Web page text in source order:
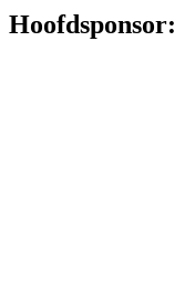
Hoofdsponsor: